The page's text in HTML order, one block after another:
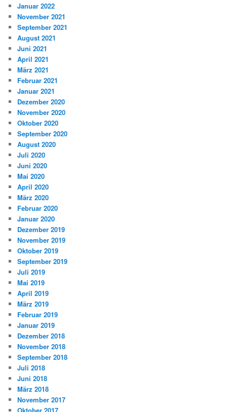
Januar 2022
November 2021
September 2021
August 2021
Juni 2021
April 2021
März 2021
Februar 2021
Januar 2021
Dezember 2020
November 2020
Oktober 2020
September 2020
August 2020
Juli 2020
Juni 2020
Mai 2020
April 2020
März 2020
Februar 2020
Januar 2020
Dezember 2019
November 2019
Oktober 2019
September 2019
Juli 2019
Mai 2019
April 2019
März 2019
Februar 2019
Januar 2019
Dezember 2018
November 2018
September 2018
Juli 2018
Juni 2018
März 2018
November 2017